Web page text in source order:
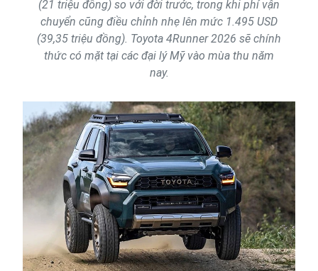
(21 triệu đồng) so với đời trước, trong khi phí vận
chuyển cũng điều chỉnh nhẹ lên mức 1.495 USD
(39,35 triệu đồng). Toyota 4Runner 2026 sẽ chính
thức có mặt tại các đại lý Mỹ vào mùa thu năm
nay.